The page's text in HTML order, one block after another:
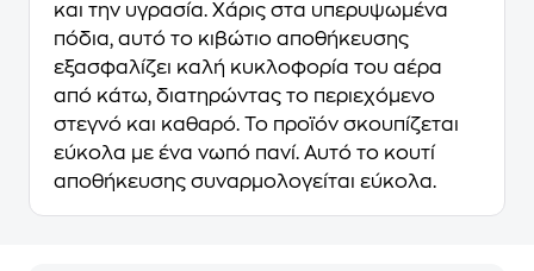
και την υγρασία. Χάρις στα υπερυψωμένα
πόδια, αυτό το κιβώτιο αποθήκευσης
εξασφαλίζει καλή κυκλοφορία του αέρα
από κάτω, διατηρώντας το περιεχόμενο
στεγνό και καθαρό. Το προϊόν σκουπίζεται
εύκολα με ένα νωπό πανί. Αυτό το κουτί
αποθήκευσης συναρμολογείται εύκολα.